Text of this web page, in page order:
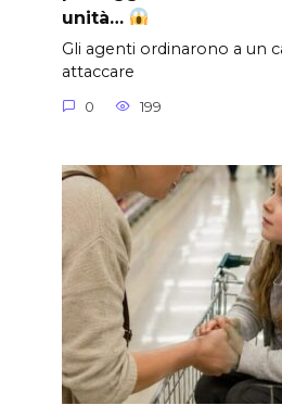
unità…
Gli agenti ordinarono a un
attaccare
0 199